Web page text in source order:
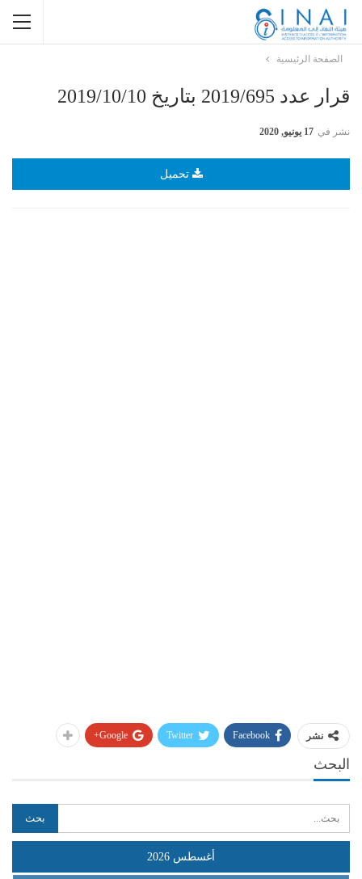
الصفحة الرئيسية
قرار عدد 2019/695 بتاريخ 2019/10/10
نشر في 17 يونيو, 2020
تحميل
نشر Facebook
Twitter
Google+
البحث
أغسطس 2026